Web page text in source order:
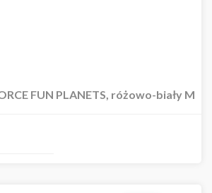
FUN PLANETS, różowo-biały M